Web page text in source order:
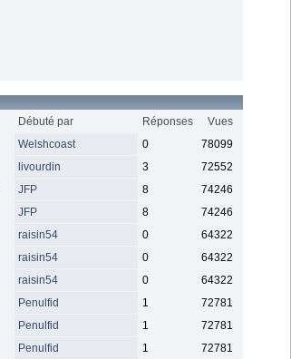
Débuté par Réponses
Vues
Welshcoast 0
78099
livourdin 3
72552
JFP 8
74246
JFP 8
74246
raisin54 0
64322
raisin54 0
64322
raisin54 0
64322
Penulfid 1
72781
Penulfid 1
72781
Penulfid 1
72781